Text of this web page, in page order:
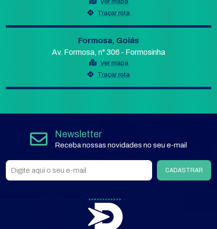
Traçar rota
Formosa, Goiás
Av. Formosa, n° 306 - Formosinha
Ver mapa
Traçar rota
Newsletter
Receba nossas novidades no seu e-mail
CADASTRAR